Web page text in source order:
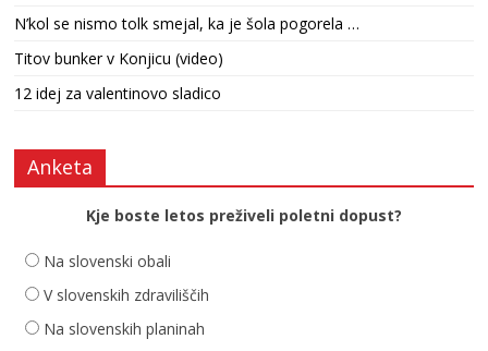
N’kol se nismo tolk smejal, ka je šola pogorela …
Titov bunker v Konjicu (video)
12 idej za valentinovo sladico
Anketa
Kje boste letos preživeli poletni dopust?
Na slovenski obali
V slovenskih zdraviliščih
Na slovenskih planinah